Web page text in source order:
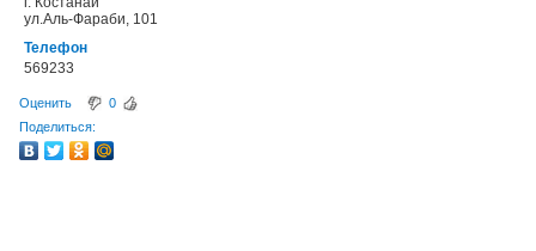
ул.Аль-Фараби, 101
Телефон
569233
Оценить
0
Поделиться: